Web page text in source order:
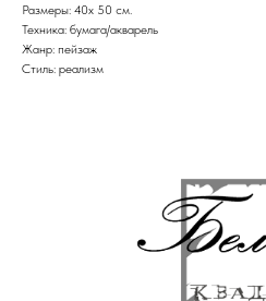
Размеры: 40х 50 см.
Техника: бумага/акварель
Жанр: пейзаж
Стиль: реализм